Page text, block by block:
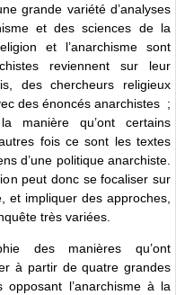
grande variété d’analyses
et des sciences de la
et l’anarchisme sont
reviennent sur leur
des chercheurs religieux
des énoncés anarchistes ;
manière qu’ont certains
fois ce sont les textes
d’une politique anarchiste.
peut donc se focaliser sur
et impliquer des approches,
très variées.
des manières qu’ont
à partir de quatre grandes
l’anarchisme à la